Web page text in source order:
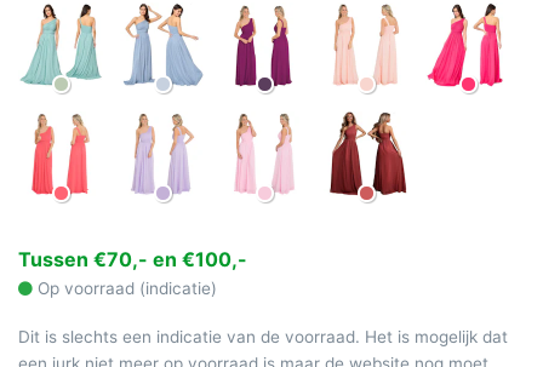
Tussen €70,- en €100,-
Op voorraad (indicatie)
Dit is slechts een indicatie van de voorraad. Het is mogelijk dat
een jurk niet meer op voorraad is maar de website nog moet